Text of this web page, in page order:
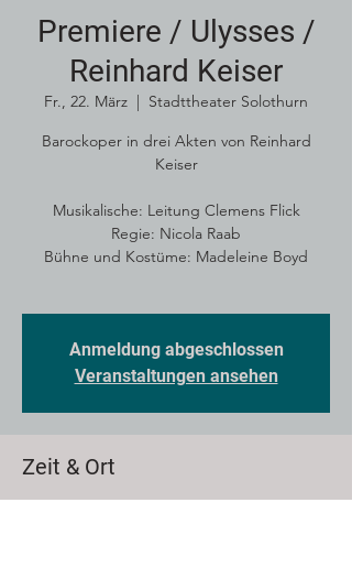
Premiere / Ulysses /
Reinhard Keiser
Fr., 22. März
  |
Stadttheater Solothurn
Barockoper in drei Akten von Reinhard
Keiser
Musikalische: Leitung Clemens Flick
Regie: Nicola Raab
Bühne und Kostüme: Madeleine Boyd
Anmeldung abgeschlossen
Veranstaltungen ansehen
Zeit & Ort